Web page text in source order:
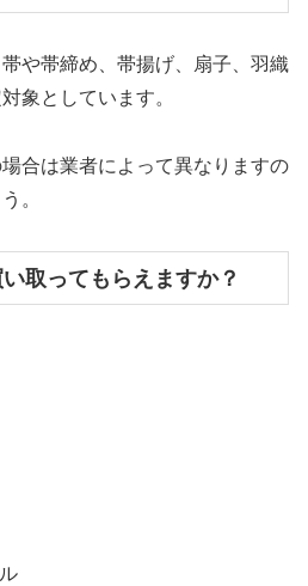
や帯締め、帯揚げ、扇子、羽織
象としています。
合は業者によって異なりますの
。
取ってもらえますか？